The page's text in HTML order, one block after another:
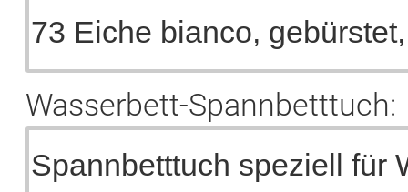
Wasserbett-Spannbetttuch: